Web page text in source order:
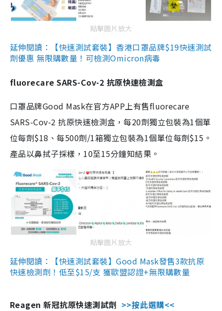
點擊圖片放大
延伸閱讀：【快速測試套裝】香港口罩品牌$19快速測試
劑優惠 無限購數量！可檢測Omicron病毒
fluorecare SARS-Cov-2 抗原快速檢測盒
口罩品牌Good Mask在官方APP上有售fluorecare
SARS-Cov-2 抗原快速檢測盒，每20劑獨立包裝為1個單
位每劑$18、每500劑/1箱獨立包裝為1個單位每劑$15。
產品以鼻拭子採樣，10至15分鐘知結果。
點擊圖片放大
延伸閱讀：【快速測試套裝】Good Mask發售3款抗原
快速檢測劑！低至$15/支 獲歐盟認證+無限購數量
Reagen 新冠抗原快速測試劑 >>按此選購<<